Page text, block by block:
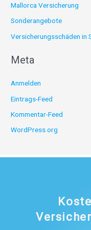
Mallorca Versicherung
Sonderangebote
Versicherungsschäden in
Meta
Anmelden
Eintrags-Feed
Kommentar-Feed
WordPress.org